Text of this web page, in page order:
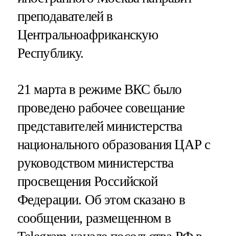
преподавателей в
Центральноафриканскую
Республику.
21 марта в режиме ВКС было
проведено рабочее совещание
представителей министерства
национального образования ЦАР с
руководством министерства
просвещения Российской
Федерации. Об этом сказано в
сообщении, размещенном в